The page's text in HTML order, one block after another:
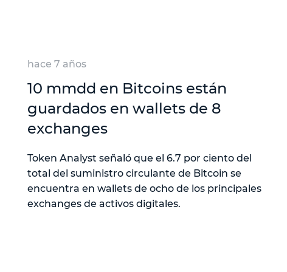
hace 7 años
10 mmdd en Bitcoins están
guardados en wallets de 8
exchanges
Token Analyst señaló que el 6.7 por ciento del
total del suministro circulante de Bitcoin se
encuentra en wallets de ocho de los principales
exchanges de activos digitales.